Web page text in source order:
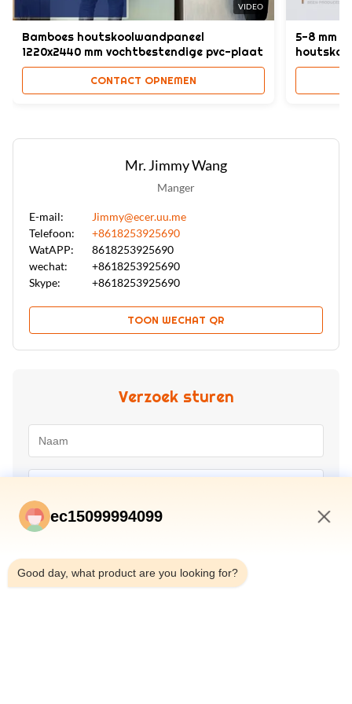
VIDEO
Bamboes houtskoolwandpaneel
1220x2440 mm vochtbestendige pvc-plaat
CONTACT OPNEMEN
5-8 mm
Mr. Jimmy Wang
Manger
E-mail:
Jimmy@ecer.uu.me
Telefoon:
+8618253925690
WatAPP:
8618253925690
wechat:
+8618253925690
Skype:
+8618253925690
TOON WECHAT QR
Verzoek sturen
ec15099994099
Good day, what product are you looking for?